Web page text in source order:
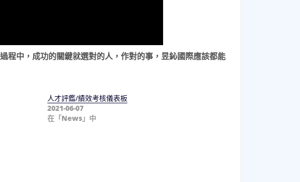
程中，成功的關鍵就選對的人，作對的事，昱鈊國際應該都能
人才評鑑/績效考核儀表板
2021-06-07
在「News」中